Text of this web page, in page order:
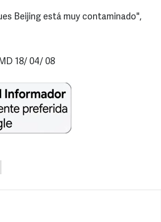
Beijing está muy contaminado",
18/ 04/ 08